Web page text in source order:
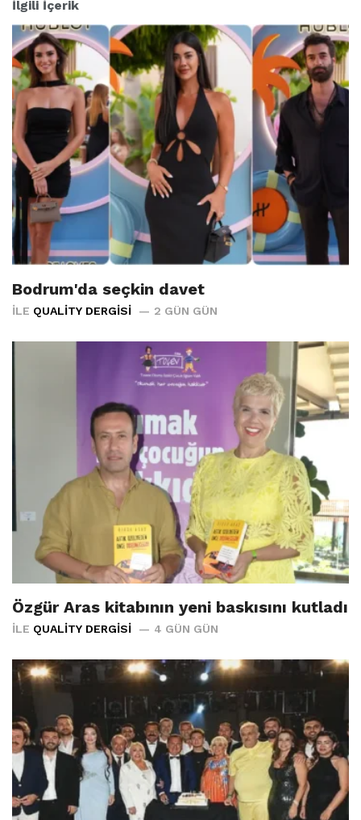
İlgili İçerik
Bodrum'da seçkin davet
İLE QUALITY DERGISI 2 GÜN GÜN
Özgür Aras kitabının yeni baskısını kutladı
İLE QUALITY DERGISI 4 GÜN GÜN